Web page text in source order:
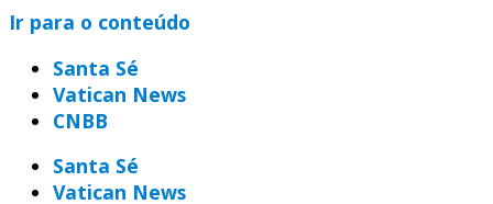
Ir para o conteúdo
Santa Sé
Vatican News
CNBB
Santa Sé
Vatican News